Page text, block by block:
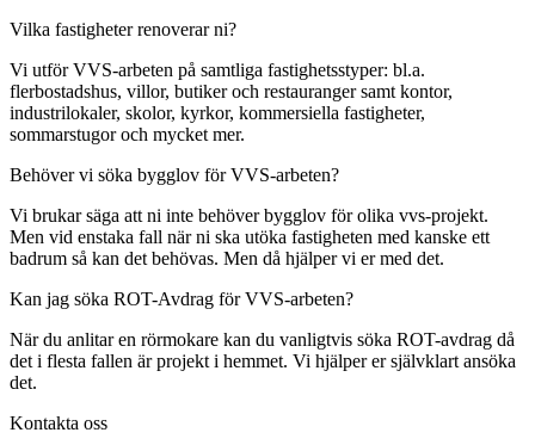
Vilka fastigheter renoverar ni?
Vi utför VVS-arbeten på samtliga fastighetsstyper: bl.a.
flerbostadshus, villor, butiker och restauranger samt kontor,
industrilokaler, skolor, kyrkor, kommersiella fastigheter,
sommarstugor och mycket mer.
Behöver vi söka bygglov för VVS-arbeten?
Vi brukar säga att ni inte behöver bygglov för olika vvs-projekt.
Men vid enstaka fall när ni ska utöka fastigheten med kanske ett
badrum så kan det behövas. Men då hjälper vi er med det.
Kan jag söka ROT-Avdrag för VVS-arbeten?
När du anlitar en rörmokare kan du vanligtvis söka ROT-avdrag då
det i flesta fallen är projekt i hemmet. Vi hjälper er självklart ansöka
det.
Kontakta oss